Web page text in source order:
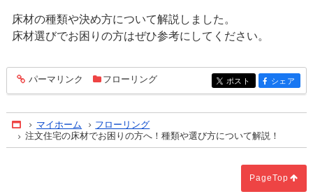
床材の種類や決め方について解説しました。
床材選びでお困りの方はぜひ参考にしてください。
entry686
パーマリンク フローリング entry686
ポスト entry686
シェア
Home
マイホーム
フローリング
注文住宅の床材でお困りの方へ！種類や選び方について解説！
PageTop